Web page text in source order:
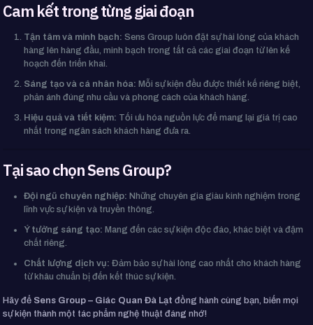
Cam kết trong từng giai đoạn
Tận tâm và minh bạch: Sens Group luôn đặt sự hài lòng của khách
hàng lên hàng đầu, minh bạch trong tất cả các giai đoạn từ lên kế
hoạch đến triển khai.
Sáng tạo và cá nhân hóa: Mỗi sự kiện đều được thiết kế riêng biệt,
phản ánh đúng nhu cầu và phong cách của khách hàng.
Hiệu quả và tiết kiệm: Tối ưu hóa nguồn lực để mang lại giá trị cao
nhất trong ngân sách khách hàng đưa ra.
Tại sao chọn Sens Group?
Đội ngũ chuyên nghiệp: Những chuyên gia giàu kinh nghiệm trong
lĩnh vực sự kiện và truyền thông.
Ý tưởng sáng tạo: Mang đến các sự kiện độc đáo, khác biệt và đậm
chất riêng.
Chất lượng dịch vụ: Đảm bảo sự hài lòng cao nhất cho khách hàng
từ khâu chuẩn bị đến kết thúc sự kiện.
Hãy để Sens Group – Giác Quan Đà Lạt đồng hành cùng bạn, biến mọi
sự kiện thành một tác phẩm nghệ thuật đáng nhớ!